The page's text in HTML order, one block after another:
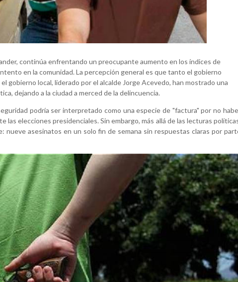
continúa enfrentando un preocupante aumento en los índices de
en la comunidad. La percepción general es que tanto el gobierno
gobierno local, liderado por el alcalde Jorge Acevedo, han mostrado una
dejando a la ciudad a merced de la delincuencia.
podría ser interpretado como una especie de "factura" por no
las elecciones presidenciales. Sin embargo, más allá de las lecturas
nueve asesinatos en un solo fin de semana sin respuestas claras por